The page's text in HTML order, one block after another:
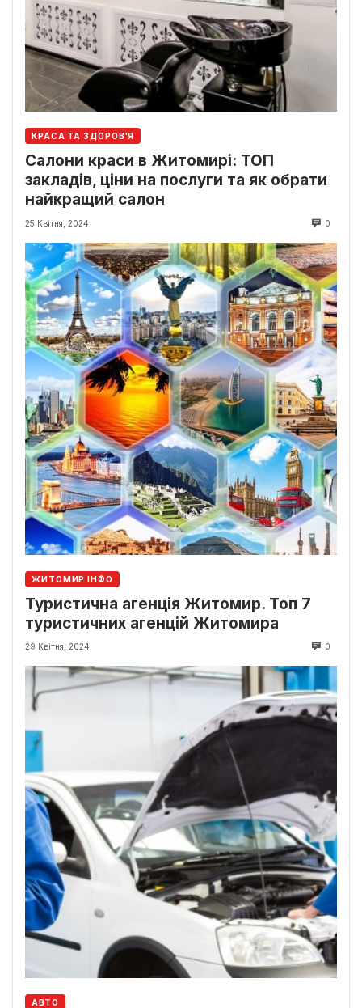
КРАСА ТА ЗДОРОВ'Я
Салони краси в Житомирі: ТОП
закладів, ціни на послуги та як обрати
найкращий салон
25 Квітня, 2024 0
ЖИТОМИР ІНФО
Туристична агенція Житомир. Топ 7
туристичних агенцій Житомира
29 Квітня, 2024 0
АВТО